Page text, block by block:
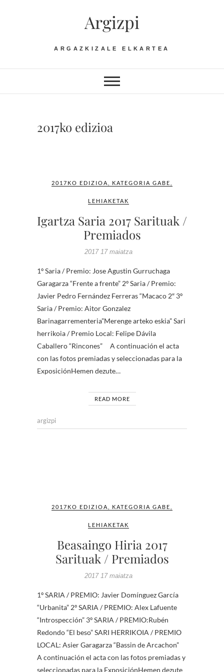
Argizpi
ARGAZKIZALE ELKARTEA
2017ko edizioa
2017KO EDIZIOA KATEGORIA GABE
LEHIAKETAK
Igartza Saria 2017 Sarituak /
Premiados
2017 17 maiatza
1º Saria / Premio: Jose Agustin Gurruchaga
Garagarza “Frente a frente” 2º Saria / Premio:
Javier Pedro Fernández Ferreras “Macaco 2″ 3º
Saria / Premio: Aitor Gonzalez
Barinagarrementeria”Merenge arteko eskia” Sari
herrikoia / Premio Local: Felipe Dávila
Caballero “Rincones” A continuación el acta
con las fotos premiadas y seleccionadas para la
ExposiciónHemen dezute…
READ MORE
argizpi
2017KO EDIZIOA KATEGORIA GABE
LEHIAKETAK
Beasaingo Hiria 2017
Sarituak / Premiados
2017 17 maiatza
1º SARIA / PREMIO: Javier Domínguez García
“Urbanita” 2º SARIA / PREMIO: Alex Lafuente
“Introspección” 3º SARIA / PREMIO:Rubén
Redondo “El beso” SARI HERRIKOIA / PREMIO
LOCAL: Asier Garagarza “Bassin de Arcachon”
A continuación el acta con las fotos premiadas y
seleccionadas para la ExposiciónHemen dezute